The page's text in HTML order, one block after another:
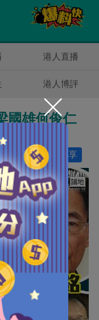
港人直播
港人博評
國雄何俊仁
分享
讚好 10